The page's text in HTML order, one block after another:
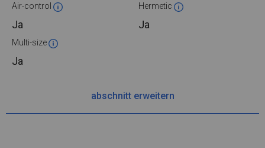
Air-control
Ja
Hermetic
Ja
Multi-size
Ja
abschnitt erweitern